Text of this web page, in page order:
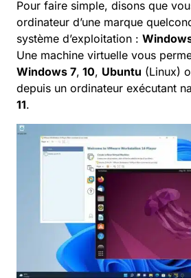
Pour faire simple, disons que
ordinateur d’une marque
système d’exploitation :
Une machine virtuelle vous
Windows 7, 10, Ubuntu (Linux)
depuis un ordinateur exécutant
11.